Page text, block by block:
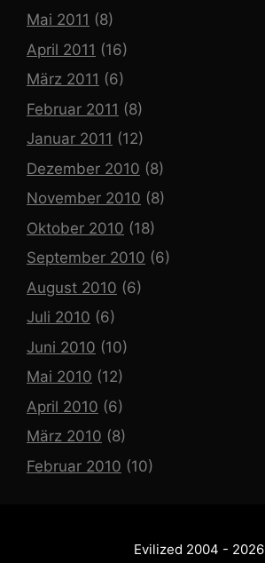
Mai 2011 (8)
April 2011 (16)
März 2011 (6)
Februar 2011 (8)
Januar 2011 (12)
Dezember 2010 (8)
November 2010 (8)
Oktober 2010 (18)
September 2010 (6)
August 2010 (6)
Juli 2010 (6)
Juni 2010 (10)
Mai 2010 (12)
April 2010 (6)
März 2010 (8)
Februar 2010 (10)
Evilized 2004 - 2026